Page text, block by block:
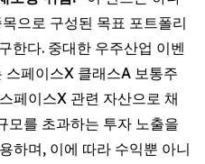
으로 구성된 목표 포트폴리
한다. 중대한 우주산업 이벤
스페이스X 클래스A 보통주
페이스X 관련 자산으로 채
모를 초과하는 투자 노출을
하며, 이에 따라 수익뿐 아니